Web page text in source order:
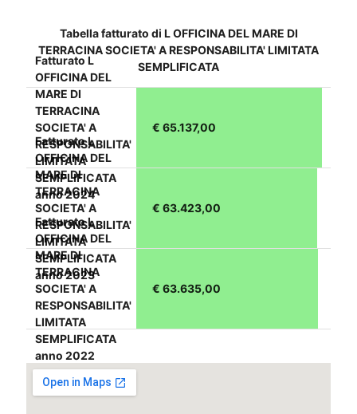
Tabella fatturato di L OFFICINA DEL MARE DI
TERRACINA SOCIETA' A RESPONSABILITA' LIMITATA
SEMPLIFICATA
Fatturato L
OFFICINA DEL
MARE DI
TERRACINA
SOCIETA' A
RESPONSABILITA'
LIMITATA
SEMPLIFICATA
anno 2024
€ 65.137,00
Fatturato L
OFFICINA DEL
MARE DI
TERRACINA
SOCIETA' A
RESPONSABILITA'
LIMITATA
SEMPLIFICATA
anno 2023
€ 63.423,00
Fatturato L
OFFICINA DEL
MARE DI
TERRACINA
SOCIETA' A
RESPONSABILITA'
LIMITATA
SEMPLIFICATA
anno 2022
€ 63.635,00